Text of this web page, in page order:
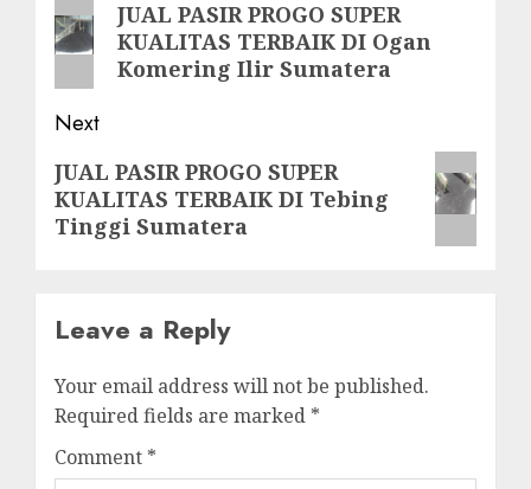
navigation
Previous
post:
JUAL PASIR PROGO SUPER
KUALITAS TERBAIK DI Ogan
Komering Ilir Sumatera
Next
Next
post:
JUAL PASIR PROGO SUPER
KUALITAS TERBAIK DI Tebing
Tinggi Sumatera
Leave a Reply
Your email address will not be published.
Required fields are marked *
Comment *